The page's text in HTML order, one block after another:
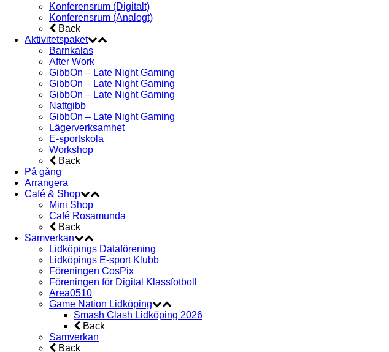
Konferensrum (Digitalt)
Konferensrum (Analogt)
Back
Aktivitetspaket
Barnkalas
After Work
GibbOn – Late Night Gaming
GibbOn – Late Night Gaming
GibbOn – Late Night Gaming
Nattgibb
GibbOn – Late Night Gaming
Lägerverksamhet
E-sportskola
Workshop
Back
På gång
Arrangera
Café & Shop
Mini Shop
Café Rosamunda
Back
Samverkan
Lidköpings Dataförening
Lidköpings E-sport Klubb
Föreningen CosPix
Föreningen för Digital Klassfotboll
Area0510
Game Nation Lidköping
Smash Clash Lidköping 2026
Back
Samverkan
Back